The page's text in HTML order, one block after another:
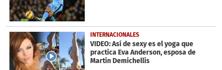
INTERNACIONALES
VIDEO: Así de sexy es el yoga que
practica Eva Anderson, esposa de
Martin Demichellis